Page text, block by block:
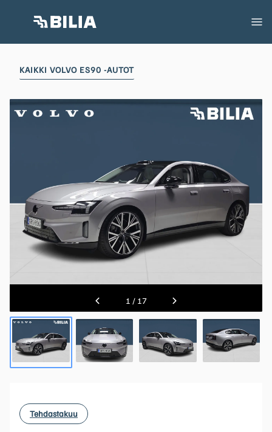
KAIKKI VOLVO ES90 -AUTOT
1 / 17
Tehdastakuu